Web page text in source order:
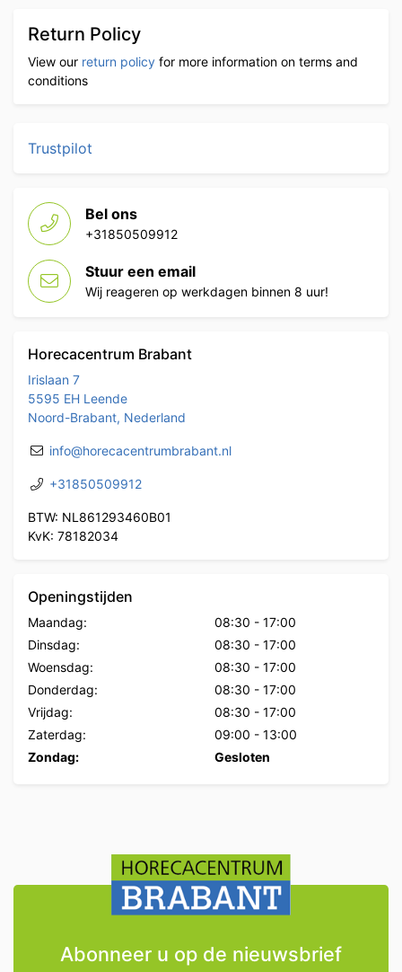
Return Policy
View our return policy for more information on terms and
conditions
Trustpilot
Bel ons
+31850509912
Stuur een email
Wij reageren op werkdagen binnen 8 uur!
Horecacentrum Brabant
Irislaan 7
5595 EH Leende
Noord-Brabant, Nederland
info@horecacentrumbrabant.nl
+31850509912
BTW: NL861293460B01
KvK: 78182034
Openingstijden
Maandag: 08:30 - 17:00
Dinsdag:
08:30 - 17:00
Woensdag:
08:30 - 17:00
Donderdag:
08:30 - 17:00
Vrijdag:
08:30 - 17:00
Zaterdag:
09:00 - 13:00
Zondag:
Gesloten
Abonneer u op de nieuwsbrief